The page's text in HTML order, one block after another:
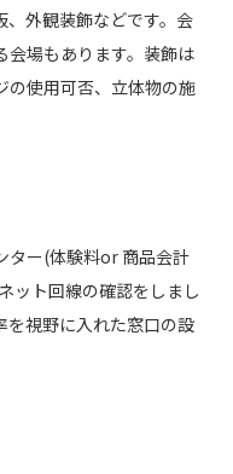
、外観装飾などです。会
会場もあります。装飾は
の使用可否、立体物の施
ター(体験料or 商品会計
ット回線の確認をしまし
を視野に入れた窓口の設